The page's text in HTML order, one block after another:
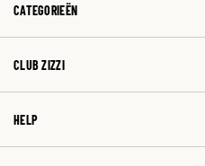
CATEGORIEËN
CLUB ZIZZI
HELP